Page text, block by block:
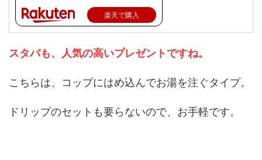
楽天で購入
スタバも、人気の高いプレゼントですね。
こちらは、コップにはめ込んでお湯を注ぐタイプ。
ドリップのセットも要らないので、お手軽です。